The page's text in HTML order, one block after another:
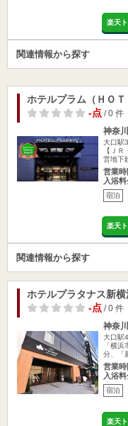
楽天
関連情報から探す
ホテルプラム（ＨＯ
-点/ 0 件
神奈
大口駅
【Ｊ
営地下
営業時
入浴料
宿泊
楽天
関連情報から探す
ホテルプラタナス新横
-点/ 0 件
神奈
大口駅
「横
分、「
営業時
入浴料
宿泊
楽天